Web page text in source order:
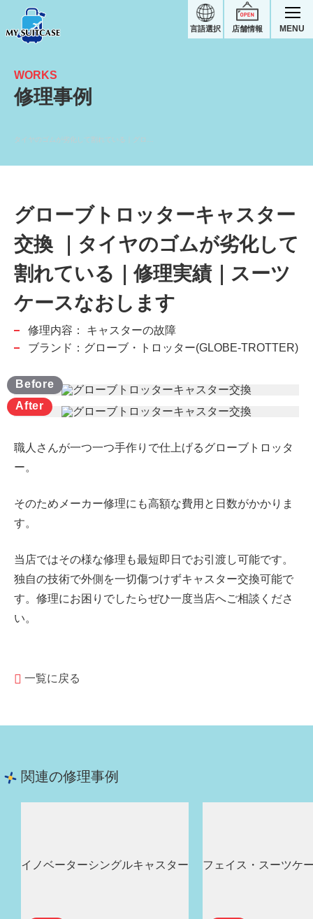
店舗情報
言語選択 MENU
WORKS
修理事例
グローブトロッターキャスター
交換 ｜タイヤのゴムが劣化して
割れている｜修理実績｜スーツ
ケースなおします
修理内容：
キャスターの故障
ブランド：グローブ・トロッター(GLOBE-TROTTER)
職人さんが一つ一つ手作りで仕上げるグローブトロッタ
ー。
そのためメーカー修理にも高額な費用と日数がかかりま
す。
当店ではその様な修理も最短即日でお引渡し可能です。
独自の技術で外側を一切傷つけずキャスター交換可能で
す。修理にお困りでしたらぜひ一度当店へご相談くださ
い。
一覧に戻る
関連の修理事例